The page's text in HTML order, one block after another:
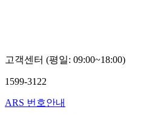
고객센터 (평일: 09:00~18:00)
1599-3122
ARS 번호안내